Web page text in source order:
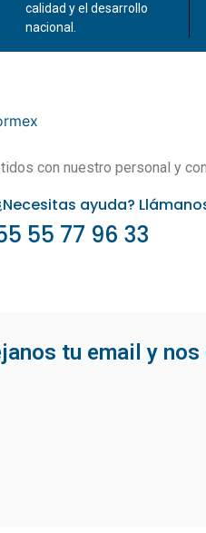
calidad y el desarrollo
nacional.
con nuestro personal y
ayuda?
55 77 96 33
tu email y